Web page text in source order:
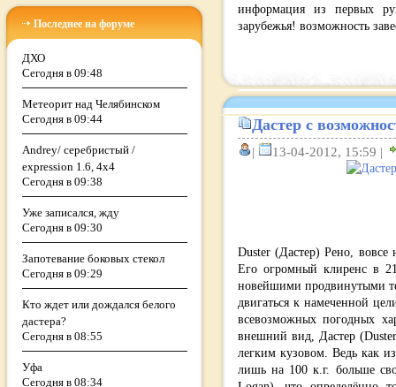
Последнее на форуме
ДХО
Сегодня в 09:48
Метеорит над Челябинском
Сегодня в 09:44
Andrey/ серебристый /
expression 1.6, 4x4
Сегодня в 09:38
Уже записался, жду
Сегодня в 09:30
Запотевание боковых стекол
Сегодня в 09:29
Кто ждет или дождался белого
дастера?
Сегодня в 08:55
Уфа
Сегодня в 08:34
информация из первых
зарубежья! возможность
Дастер с
| 13-04-2012, 15:59 |
Duster (Дастер) Рено, вовсе
Его огромный клиренс в
новейшими продвинутыми
двигаться к намеченной
всевозможных погодных
внешний вид, Дастер
легким кузовом. Ведь как
лишь на 100 к.г. больше